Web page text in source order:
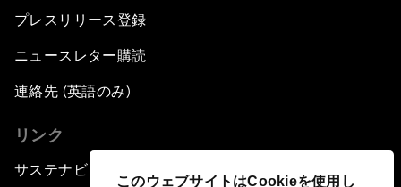
このウェブサイトはCookieを使用し
プレスリリース登録
ニュースレター購読
連絡先 (英語のみ)
リンク
サステナビリティへの取り組み